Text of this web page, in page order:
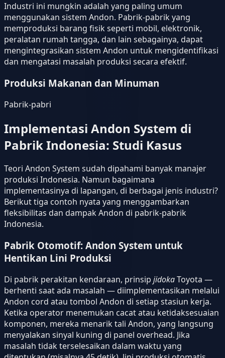
Industri ini mungkin adalah yang paling umum
menggunakan sistem Andon. Pabrik-pabrik yang
memproduksi barang fisik seperti mobil, elektronik,
peralatan rumah tangga, dan lain sebagainya, dapat
mengintegrasikan sistem Andon untuk mengidentifikasi
dan mengatasi masalah produksi secara efektif.
Produksi Makanan dan Minuman
Pabrik-pabri
Implementasi Andon System di
Pabrik Indonesia: Studi Kasus
Teori Andon System sudah dipahami banyak manajer
produksi Indonesia. Namun bagaimana
implementasinya di lapangan, di berbagai jenis industri?
Berikut tiga contoh nyata yang menggambarkan
fleksibilitas dan dampak Andon di pabrik-pabrik
Indonesia.
Pabrik Otomotif: Andon System untuk
Hentikan Lini Produksi
Di pabrik perakitan kendaraan, prinsip jidokaToyota —
berhenti saat ada masalah — diimplementasikan melalui
Andon cord atau tombol Andon di setiap stasiun kerja.
Ketika operator menemukan cacat atau ketidaksesuaian
komponen, mereka menarik tali Andon, yang langsung
menyalakan sinyal kuning di panel overhead. Jika
masalah tidak terselesaikan dalam waktu yang